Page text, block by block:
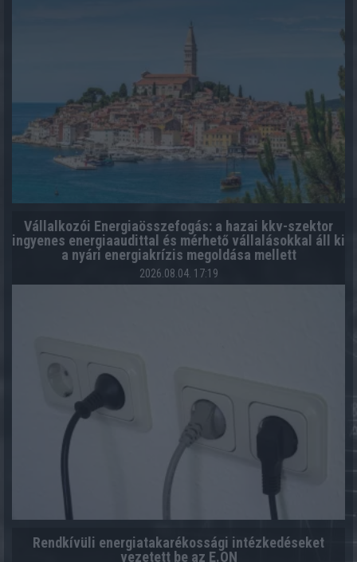
Vállalkozói Energiaösszefogás: a hazai kkv-szektor
ingyenes energiaaudittal és mérhető vállalásokkal áll ki
a nyári energiakrízis megoldása mellett
2026.08.04. 17:19
Rendkívüli energiatakarékossági intézkedéseket
vezetett be az E.ON